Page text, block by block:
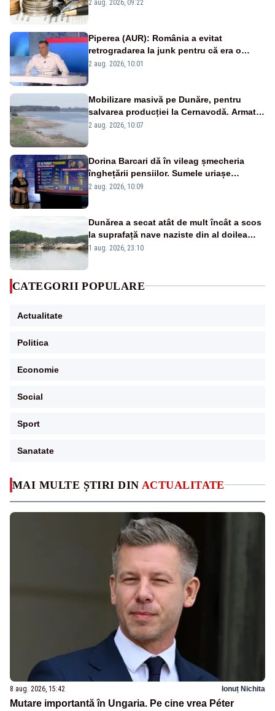
MAI MULTE ȘTIRI DIN ACTUALITATE
8 aug. 2026, 15:42 Ionuț Nichita
Mutare importantă în Ungaria. Pe cine vrea Péter
2 aug. 2026, 09:22
Piperea (AUR): România a evitat
retrogradarea la junk pentru că era o
catastrofă pentru bănci și fondurile de
2 aug. 2026, 10:01
Mobilizare masivă pe Dunăre, pentru
salvarea producției la Cernavodă. Armata
va detona o stâncă și va devia apa
2 aug. 2026, 10:07
Dorina Barcari dă în vileag șmecheria
înghețării pensiilor. Sumele uriașe
pierdute de fiecare român
2 aug. 2026, 10:09
Dunărea a secat atât de mult încât a scos
la suprafață nave naziste din al doilea
război mondial
1 aug. 2026, 23:10
CATEGORII POPULARE
Actualitate
Politica
Economie
Social
Sport
Sanatate